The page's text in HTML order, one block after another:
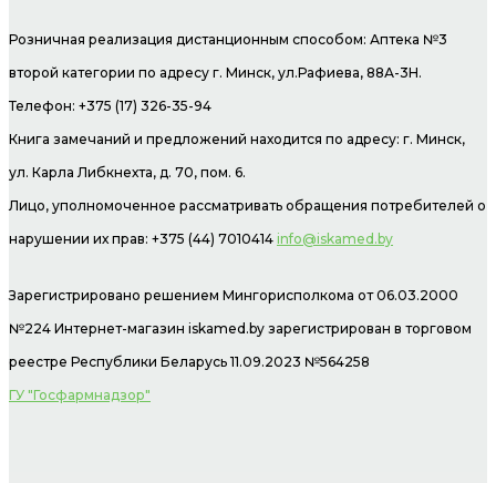
Розничная реализация дистанционным способом: Аптека №3
второй категории по адресу г. Минск, ул.Рафиева, 88А-3Н.
Телефон: +375 (17) 326-35-94
Книга замечаний и предложений находится по адресу: г. Минск,
ул. Карла Либкнехта, д. 70, пом. 6.
Лицо, уполномоченное рассматривать обращения потребителей о
нарушении их прав: +375 (44) 7010414 info@iskamed.by
Зарегистрировано решением Мингорисполкома от 06.03.2000
№224 Интернет-магазин iskamed.by зарегистрирован в торговом
реестре Республики Беларусь 11.09.2023 №564258
ГУ "Госфармнадзор"